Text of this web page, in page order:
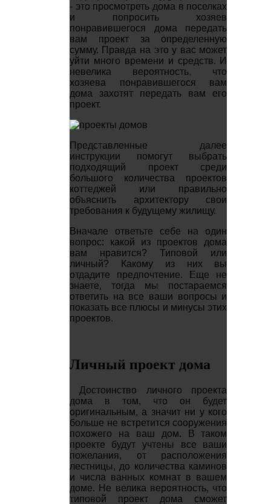
- это просмотреть дома в поселках
и попросить хозяев
понравившегося дома передать
вам проект за определенную
сумму. Правда на это у вас может
уйти много времени и средств. И
невелика вероятность, что
хозяева понравившегося вам
дома захотят передать вам его
проект.
Представленные далее
инструкции помогут выбрать
подходящий проект среди
большого количества проектов
коттеджей или правильно
объяснить архитектору свои
требования к будущему жилищу.
Вначале ответьте себе на один
вопрос: какой из проектов дома
вам нравится? Типовой или
личный? Какому из них вы
отдадите предпочтение. Еще не
знаете, тогда мы постараемся
ответить на все ваши вопросы и
показать все плюсы и минусы этих
проектов.
Личный проект дома
Достоинство личного проекта
дома в том, что он будет
оригинальным, а значит ни у кого
больше не встретится сооружения
похожего на ваш дом. В таком
проекте будут учтены все ваши
пожелания, от расположения
лестницы, до количества каминов
и числа ванных комнат в вашем
доме. Не велика вероятность, что
типовой проект дома сможет